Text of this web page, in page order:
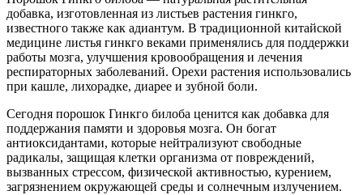
добавка, изготовленная из листьев растения гинкго,
известного также как адиантум. В традиционной китайской
медицине листья гинкго веками применялись для поддержки
работы мозга, улучшения кровообращения и лечения
респираторных заболеваний. Орехи растения использовались
при кашле, лихорадке, диарее и зубной боли.
Сегодня порошок Гинкго билоба ценится как добавка для
поддержания памяти и здоровья мозга. Он богат
антиоксидантами, которые нейтрализуют свободные
радикалы, защищая клетки организма от повреждений,
вызванных стрессом, физической активностью, курением,
загрязнением окружающей среды и солнечным излучением.